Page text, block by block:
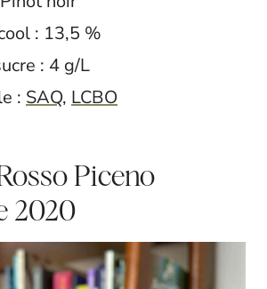
: 13,5 %
: 4 g/L
: SAQ, LCBO
Piceno
2020